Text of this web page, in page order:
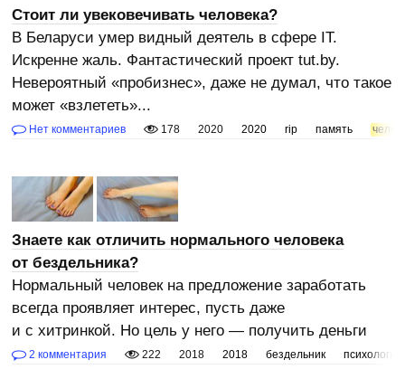
Стоит ли увековечивать человека?
В Беларуси умер видный деятель в сфере IT.
Искренне жаль. Фантастический проект tut.by.
Невероятный «пробизнес», даже не думал, что такое
может «взлететь»...
Нет комментариев 178 2020 2020 rip память
Знаете как отличить нормального человека
от бездельника?
Нормальный человек на предложение заработать
всегда проявляет интерес, пусть даже
и с хитринкой. Но цель у него — получить деньги
2 комментария 222 2018 2018 бездельник психология